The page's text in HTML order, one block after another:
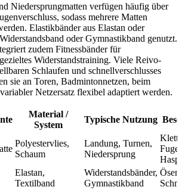
Niedersprungmatten verfügen häufig über
sodass mehrere Matten
Elastikbänder aus Elastan oder
oder Gymnastikband genutzt.
zudem Fitnessbänder für
Widerstandstraining. Viele Reivo-
Schlaufen und schnellverschlusses
sie an Toren, Badmintonnetzen, beim
Netzersatz flexibel adaptiert werden.
Material /
System
Typische Nutzung
Polyestervlies,
Schaum
Landung, Turnen,
Niedersprung
Klett-
Elastan,
Textilband
Widerstandsbänder,
Gymnastikband